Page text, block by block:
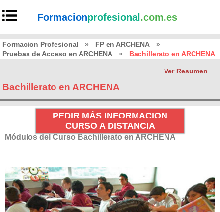
Formacionprofesional .com.es
Formacion Profesional » FP en ARCHENA
»
Pruebas de Acceso en ARCHENA
» Bachillerato en ARCHENA
Ver Resumen
Bachillerato en ARCHENA
PEDIR MÁS INFORMACION
CURSO A DISTANCIA
Módulos del Curso Bachillerato en ARCHENA